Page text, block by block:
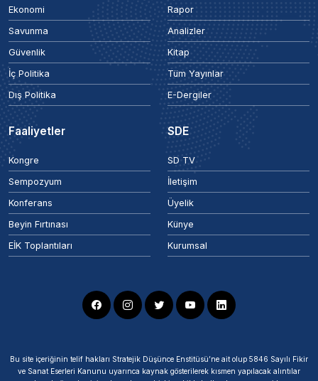
Ekonomi
Savunma
Güvenlik
İç Politika
Dış Politika
Rapor
Analizler
Kitap
Tüm Yayınlar
E-Dergiler
Faaliyetler
Kongre
Sempozyum
Konferans
Beyin Fırtınası
EİK Toplantıları
SDE
SD TV
İletişim
Üyelik
Künye
Kurumsal
Bu site içeriğinin telif hakları Stratejik Düşünce Enstitüsü’ne ait olup 5846 Sayılı Fikir
ve Sanat Eserleri Kanunu uyarınca kaynak gösterilerek kısmen yapılacak alıntılar